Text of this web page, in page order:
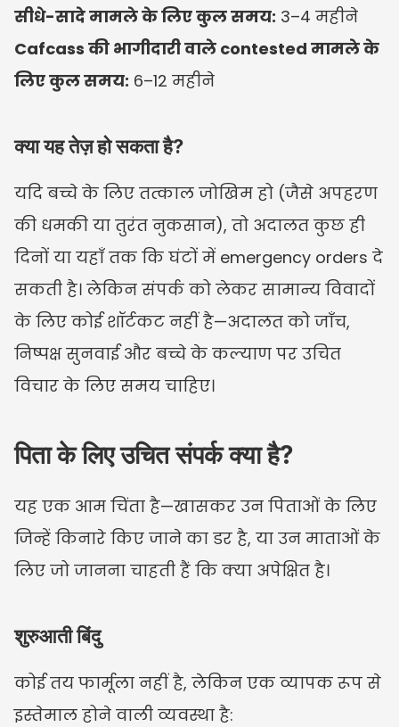
सीधे-सादे मामले के लिए कुल समय: 3–4 महीने
Cafcass की भागीदारी वाले contested मामले के
लिए कुल समय: 6–12 महीने
क्या यह तेज़ हो सकता है?
यदि बच्चे के लिए तत्काल जोखिम हो (जैसे अपहरण
की धमकी या तुरंत नुकसान), तो अदालत कुछ ही
दिनों या यहाँ तक कि घंटों में emergency orders दे
सकती है। लेकिन संपर्क को लेकर सामान्य विवादों
के लिए कोई शॉर्टकट नहीं है—अदालत को जाँच,
निष्पक्ष सुनवाई और बच्चे के कल्याण पर उचित
विचार के लिए समय चाहिए।
पिता के लिए उचित संपर्क क्या है?
यह एक आम चिंता है—खासकर उन पिताओं के लिए
जिन्हें किनारे किए जाने का डर है, या उन माताओं के
लिए जो जानना चाहती हैं कि क्या अपेक्षित है।
शुरुआती बिंदु
कोई तय फार्मूला नहीं है, लेकिन एक व्यापक रूप से
इस्तेमाल होने वाली व्यवस्था है: